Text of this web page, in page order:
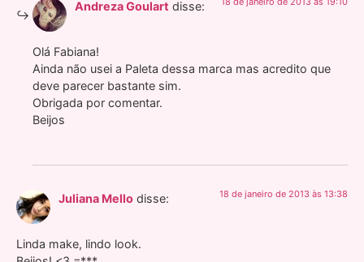
Andreza Goulart disse:
Olá Fabiana!
Ainda não usei a Paleta dessa marca mas acredito que
deve parecer bastante sim.
Obrigada por comentar.
Beijos
Juliana Mello disse: 18 de janeiro de 2013 às 13:38
Linda make, lindo look.